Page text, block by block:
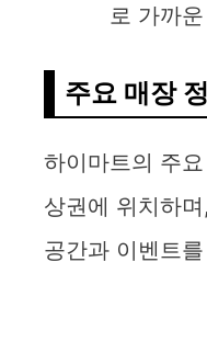
로 가까
주요 매장
하이마트의 주
상권에 위치하
공간과 이벤트